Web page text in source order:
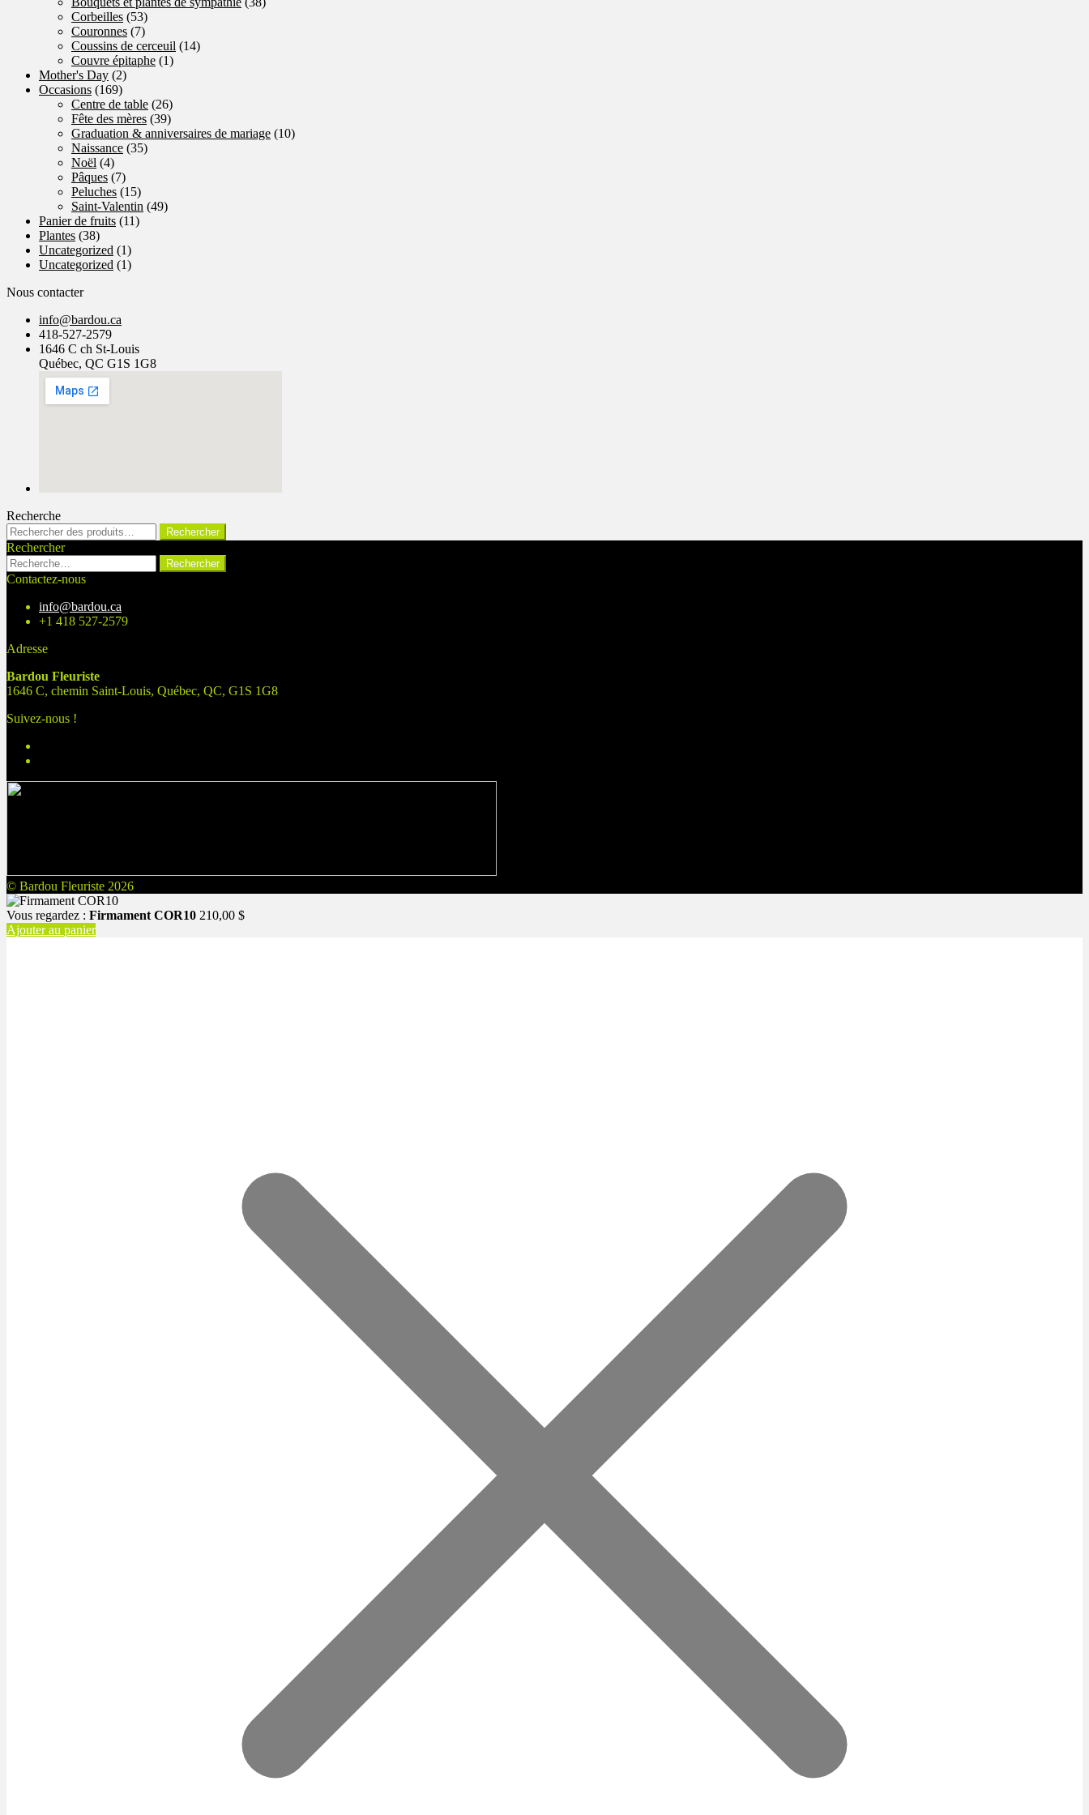
Corbeilles (53)
Couronnes (7)
Coussins de cerceuil (14)
Couvre épitaphe (1)
Mother's Day (2)
Occasions (169)
Centre de table (26)
Fête des mères (39)
Graduation & anniversaires de mariage (10)
Naissance (35)
Noël (4)
Pâques (7)
Peluches (15)
Saint-Valentin (49)
Panier de fruits (11)
Plantes (38)
Uncategorized (1)
Uncategorized (1)
Nous contacter
info@bardou.ca
418-527-2579
1646 C ch St-Louis
Québec, QC G1S 1G8
Recherche
Rechercher :
Rechercher
Rechercher
Rechercher :
Contactez-nous
info@bardou.ca
+1 418 527-2579
Adresse
Bardou Fleuriste
1646 C, chemin Saint-Louis, Québec, QC, G1S 1G8
Suivez-nous !
© Bardou Fleuriste 2026
Vous regardez : Firmament COR10 210,00 $
Ajouter au panier